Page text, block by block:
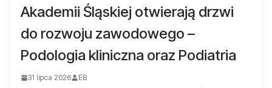
Akademii Śląskiej otwierają drzwi
do rozwoju zawodowego –
Podologia kliniczna oraz Podiatria
31 lipca 2026 EB